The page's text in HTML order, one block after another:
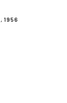
1956